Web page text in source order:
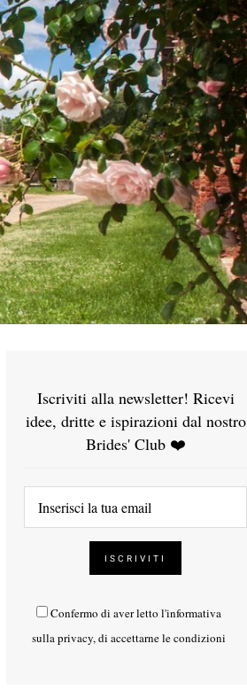
Iscriviti alla newsletter! Ricevi
idee, dritte e ispirazioni dal nostro
Brides' Club ❤️
Confermo di aver letto l'informativa
sulla privacy, di accettarne le condizioni